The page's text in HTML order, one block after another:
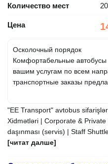
Количество мест 20
Цена
Осколочный порядок
Комфортабельные автобусы
вашим услугам по всем
транспортные заказы
"EE Transport" avtobus
Xidmətləri | Corporate &
daşınması (servis) | Staff
[читат далше]